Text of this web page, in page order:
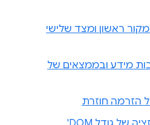
ראשון ומצד שלישי
מידע ובממצאים של
הזרמה חוזרת